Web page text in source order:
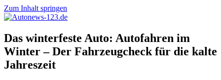
Zum Inhalt springen
Autonews-
123.de
Autonews
mit
Charme
Das winterfeste Auto: Autofahren im
Winter – Der Fahrzeugcheck für die kalte
Jahreszeit